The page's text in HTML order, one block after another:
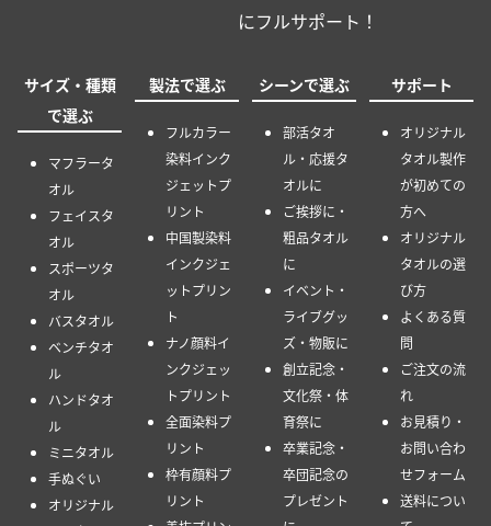
にフルサポート！
サイズ・種類
で選ぶ
マフラータ
オル
フェイスタ
オル
スポーツタ
オル
バスタオル
ベンチタオ
ル
ハンドタオ
ル
ミニタオル
手ぬぐい
オリジナル
製法で選ぶ
フルカラー
染料インク
ジェットプ
リント
中国製染料
インクジェ
ットプリン
ト
ナノ顔料イ
ンクジェッ
トプリント
全面染料プ
リント
枠有顔料プ
リント
シーンで選ぶ
部活タオ
ル・応援タ
オルに
ご挨拶に・
粗品タオル
に
イベント・
ライブグッ
ズ・物販に
創立記念・
文化祭・体
育祭に
卒業記念・
卒団記念の
プレゼント
サポート
オリジナル
タオル製作
が初めての
方へ
オリジナル
タオルの選
び方
よくある質
問
ご注文の流
れ
お見積り・
お問い合わ
せフォーム
送料につい